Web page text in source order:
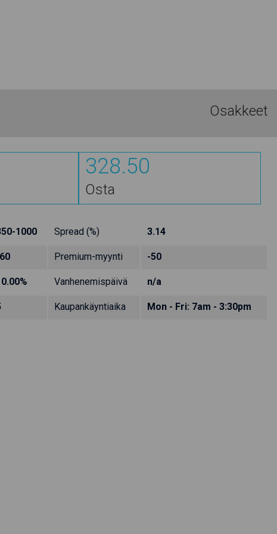
Osakkeet
328.50
Osta
1000 Spread (%) 3.14
Premium-myynti -50
Vanhenemispäivä n/a
Kaupankäyntiaika Mon - Fri: 7am - 3:30pm